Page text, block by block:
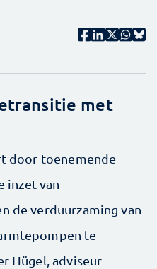
met
door toenemende
inzet van
de verduurzaming van
te
Hügel, adviseur